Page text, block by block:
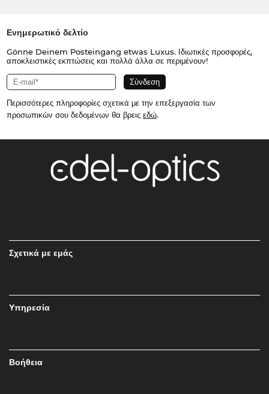
Ενημερωτικό δελτίο
Gönne Deinem Posteingang etwas Luxus. Ιδιωτικές προσφορές,
αποκλειστικές εκπτώσεις και πολλά άλλα σε περιμένουν!
Περισσότερες πληροφορίες σχετικά με την επεξεργασία των
προσωπικών σου δεδομένων θα βρεις εδώ.
Σχετικά με εμάς
Υπηρεσία
Βοήθεια